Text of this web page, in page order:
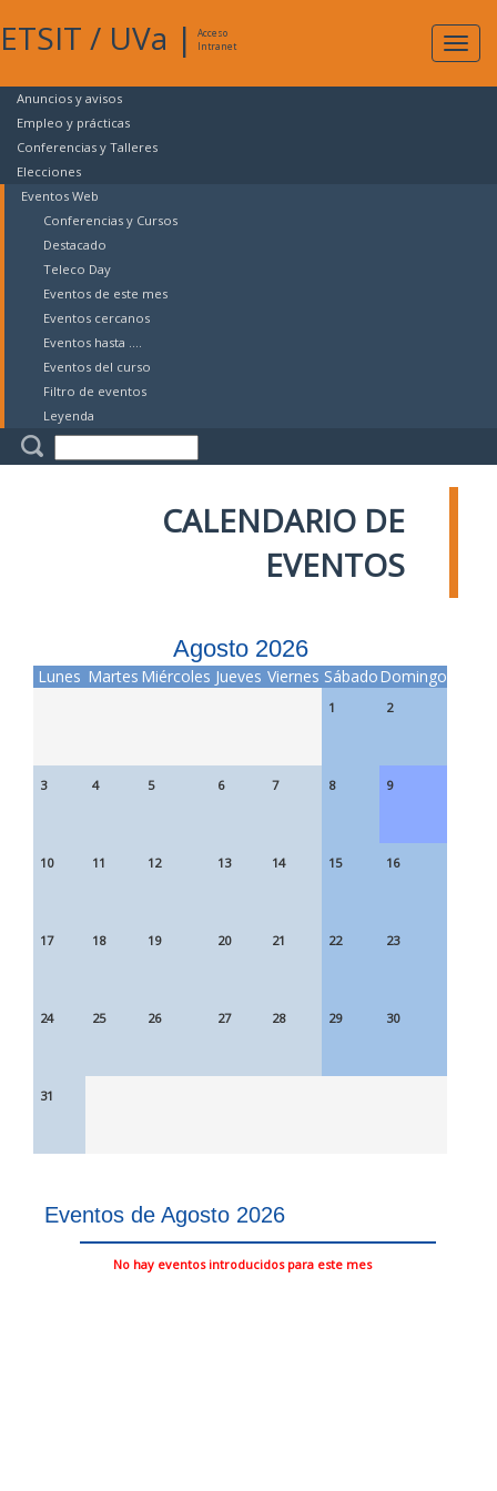
ETSIT / UVa |
Acceso
Intranet
Anuncios y avisos
Empleo y prácticas
Conferencias y Talleres
Elecciones
Eventos Web
Conferencias y Cursos
Destacado
Teleco Day
Eventos de este mes
Eventos cercanos
Eventos hasta ....
Eventos del curso
Filtro de eventos
Leyenda
CALENDARIO DE
EVENTOS
Agosto 2026
Lunes Martes Miércoles Jueves Viernes SábadoDomingo
1 2
3 4 5 6 7 8 9
10 11 12 13 14 15 16
17 18 19 20 21 22 23
24 25 26 27 28 29 30
31
Eventos de Agosto 2026
No hay eventos introducidos para este mes